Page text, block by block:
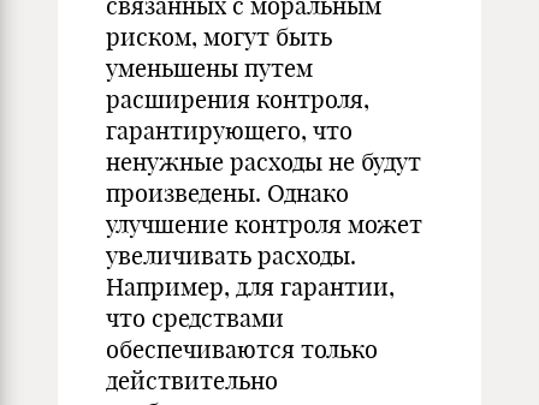
риском, могут быть
уменьшены путем
расширения контроля,
гарантирующего, что
ненужные расходы не будут
произведены. Однако
улучшение контроля может
увеличивать расходы.
Например, для гарантии,
что средствами
обеспечиваются только
действительно